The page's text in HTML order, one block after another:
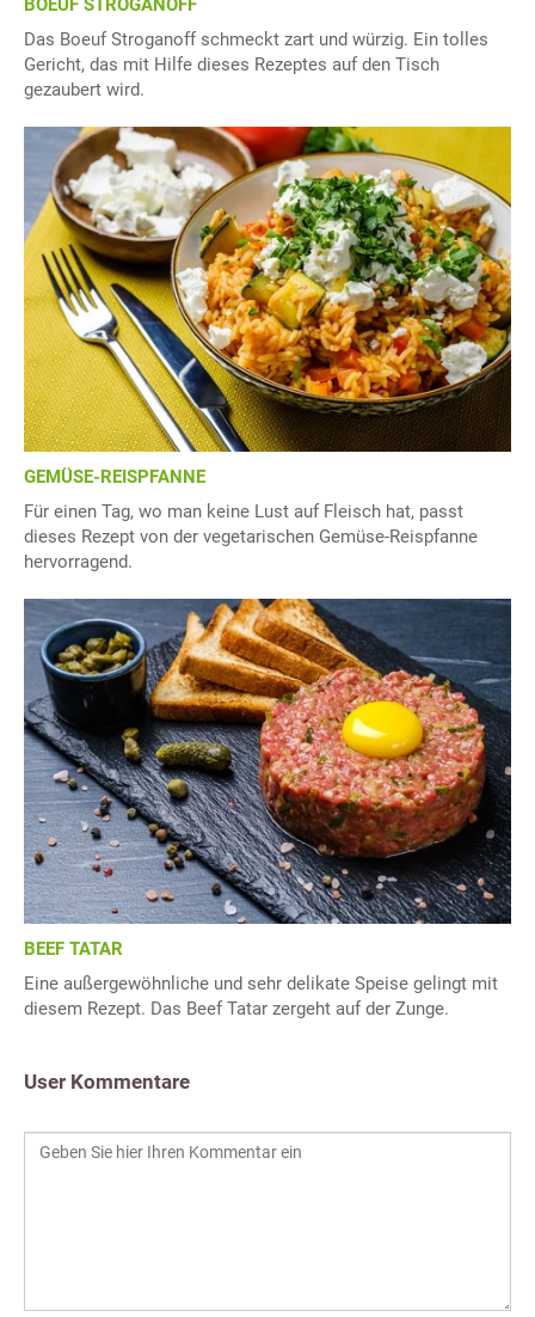
BOEUF STROGANOFF
Das Boeuf Stroganoff schmeckt zart und würzig. Ein tolles
Gericht, das mit Hilfe dieses Rezeptes auf den Tisch
gezaubert wird.
GEMÜSE-REISPFANNE
Für einen Tag, wo man keine Lust auf Fleisch hat, passt
dieses Rezept von der vegetarischen Gemüse-Reispfanne
hervorragend.
BEEF TATAR
Eine außergewöhnliche und sehr delikate Speise gelingt mit
diesem Rezept. Das Beef Tatar zergeht auf der Zunge.
User Kommentare